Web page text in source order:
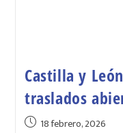
Castilla y
traslados
18 febrero, 2026